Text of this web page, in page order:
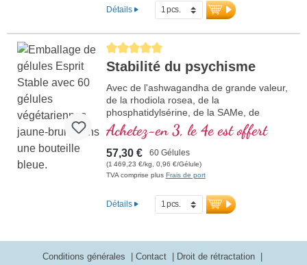
Détails
Average rating of 5 out of 5 stars
Stabilité du psychisme
Avec de l'ashwagandha de grande valeur,
de la rhodiola rosea, de la
phosphatidylsérine, de la SAMe, de
l'oméga 3 et de la vitamine B12, qui
contribue à normaliser la fonction du
psychisme
Achetez-en 3, le 4e est offert
57,30 € 60 Gélules
(1 469,23 €/kg, 0,96 €/Gélule)
TVA comprise plus Frais de port
Détails
Conditions générales Contact Droit de rétractation